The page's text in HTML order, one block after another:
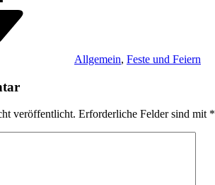
Allgemein, Feste und Feiern
veröffentlicht. Erforderliche Felder sind mit *